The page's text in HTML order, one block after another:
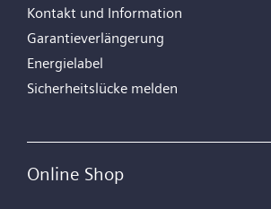
Kontakt und Information
Garantieverlängerung
Energielabel
Sicherheitslücke melden
Online Shop